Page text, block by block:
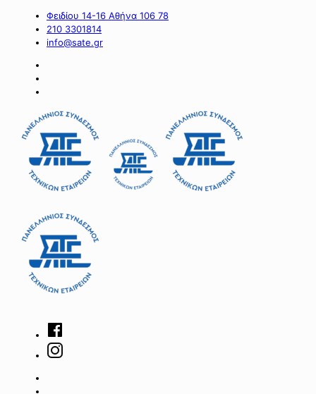
Φειδίου 14-16 Αθήνα 106 78
210 3301814
info@sate.gr